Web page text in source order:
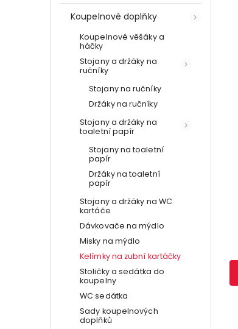
Koupelnové doplňky
Koupelnové věšáky a
háčky
Stojany a držáky na
ručníky
Stojany na ručníky
Držáky na ručníky
Stojany a držáky na
toaletní papír
Stojany na toaletní
papír
Držáky na toaletní
papír
Stojany a držáky na WC
kartáče
Dávkovače na mýdlo
Misky na mýdlo
Kelímky na zubní kartáčky
Stoličky a sedátka do
koupelny
WC sedátka
Sady koupelnových
doplňků